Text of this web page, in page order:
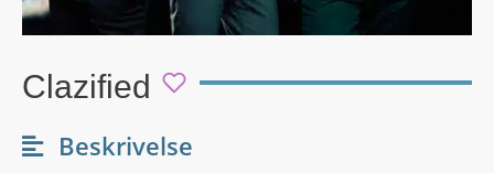
Clazified
Beskrivelse